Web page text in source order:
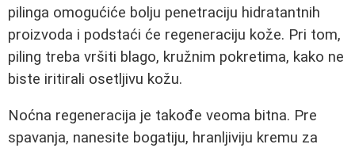
pilinga omogućiće bolju penetraciju hidratantnih
proizvoda i podstaći će regeneraciju kože. Pri tom,
piling treba vršiti blago, kružnim pokretima, kako ne
biste iritirali osetljivu kožu.
Noćna regeneracija je takođe veoma bitna. Pre
spavanja, nanesite bogatiju, hranljiviju kremu za